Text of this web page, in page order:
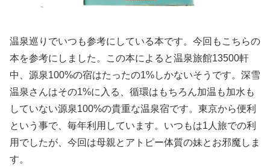
温泉巡りでいつも参考にしている本です。今回もこちらの
本を参考にしました。この本によると温泉旅館13500軒
中、源泉100%の宿はたったの1%しかないそうです。深雪
温泉さんはその1%に入る、循環はもちろん加温も加水も
していない源泉100%の貴重な温泉宿です。東京から便利
という事で、毎年利用しています。いつもは1 人旅での利
用でしたが、今回は母親とアトピー体質の妹とお邪魔しま
す。